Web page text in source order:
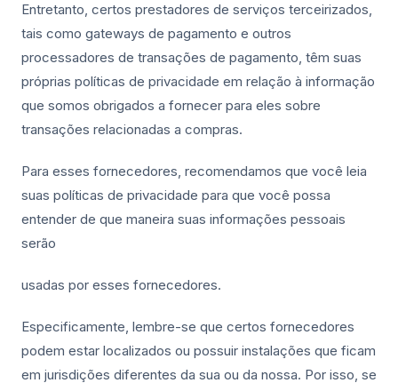
Entretanto, certos prestadores de serviços terceirizados,
tais como gateways de pagamento e outros
processadores de transações de pagamento, têm suas
próprias políticas de privacidade em relação à informação
que somos obrigados a fornecer para eles sobre
transações relacionadas a compras.
Para esses fornecedores, recomendamos que você leia
suas políticas de privacidade para que você possa
entender de que maneira suas informações pessoais
serão
usadas por esses fornecedores.
Especificamente, lembre-se que certos fornecedores
podem estar localizados ou possuir instalações que ficam
em jurisdições diferentes da sua ou da nossa. Por isso, se